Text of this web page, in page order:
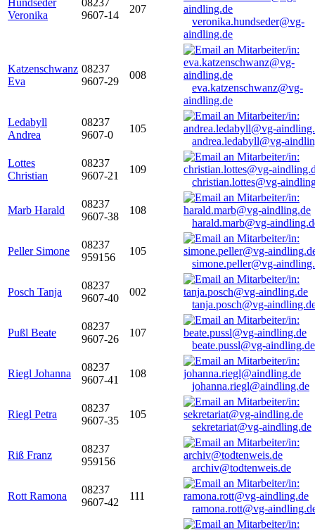
Hundseder
Veronika
08237
9607-14
207
veronika.hundseder@vg-
aindling.de
Katzenschwanz
Eva
08237
9607-29
008
eva.katzenschwanz@vg-
aindling.de
Ledabyll
Andrea
08237
9607-0
105
andrea.ledabyll@vg-
Lottes
Christian
08237
9607-21
109
christian.lottes@vg-
Marb Harald
08237
9607-38
108
harald.marb@vg-
Peller Simone
08237
959156
105
simone.peller@vg-
Posch Tanja
08237
9607-40
002
tanja.posch@vg-
Pußl Beate
08237
9607-26
107
beate.pussl@vg-aindling.de
Riegl Johanna
08237
9607-41
108
johanna.riegl@aindling.de
Riegl Petra
08237
9607-35
105
sekretariat@vg-aindling.de
Riß Franz
08237
959156
archiv@todtenweis.de
Rott Ramona
08237
9607-42
111
ramona.rott@vg-